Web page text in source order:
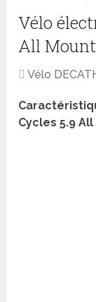
Vélo
All
Vélo
Cycles 5.9